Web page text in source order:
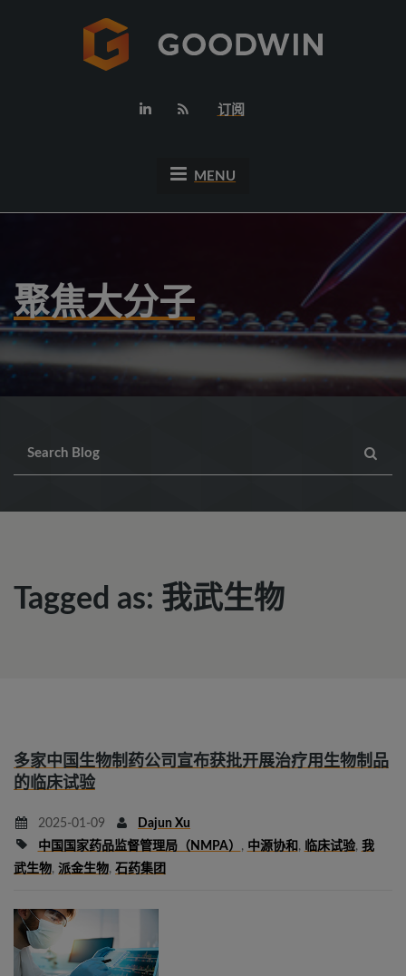
订阅
MENU
聚焦大分子
Tagged as: 我武生物
多家中国生物制药公司宣布获批开展治疗用生物制品
的临床试验
2025-01-09
Dajun Xu
中国国家药品监督管理局（NMPA）
, 中源协和 , 临床试验, 我
武生物, 派金生物, 石药集团